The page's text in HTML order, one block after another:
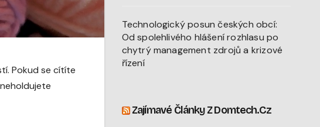
Pokud se cítíte
Technologický posun českých obcí:
Od spolehlivého hlášení rozhlasu po
chytrý management zdrojů a krizové
řízení
Zajímavé Články Z Domtech.cz